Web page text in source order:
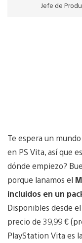
Jefe de
Te espera un
en PS Vita, así que
dónde empiezo?
porque lanamos el
incluidos en un
Disponibles desde
precio de 39,99 €
PlayStation Vita es